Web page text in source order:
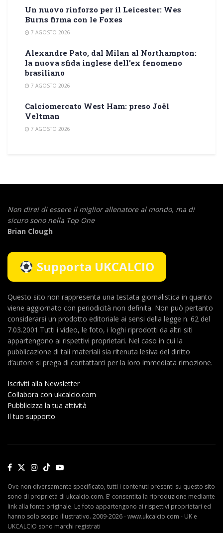
Un nuovo rinforzo per il Leicester: Wes
Burns firma con le Foxes
7 AGOSTO 2026
Alexandre Pato, dal Milan al Northampton:
la nuova sfida inglese dell’ex fenomeno
brasiliano
7 AGOSTO 2026
Calciomercato West Ham: preso Joël
Veltman
7 AGOSTO 2026
Non direi di essere il miglior allenatore al mondo, ma di
sicuro sono nella Top One
Brian Clough
Supporta UKCALCIO
Questo sito non rappresenta una testata giornalistica in quanto
viene aggiornato con periodicità non definita. Non può pertanto
considerarsi un prodotto editoriale ai sensi della legge n. 62 del
7.03.2001.Tutti i video, le foto, i loghi riprodotti da altri siti
appartengono ai rispettivi proprietari. Nel caso in cui la
pubblicazione di tali materiali sia ritenuta lesiva del diritto
d’autore si prega di contattarci per la loro immediata rimozione.
Iscriviti alla Newsletter
Collabora con ukcalcio.com
Pubblicizza la tua attività
Il tuo supporto
Ove non diversamente specificato, tutti i contenuti presenti su questo sito
sono di proprietà di ukcalcio.com. E' consentita la riproduzione mediante
link alla fonte originale. Le foto appartengono ai rispettivi proprietari ed
hanno solo scopo illustrativo. 2009-2026 - www.ukcalcio.com - UK e
UKCALCIO sono marchi registrati